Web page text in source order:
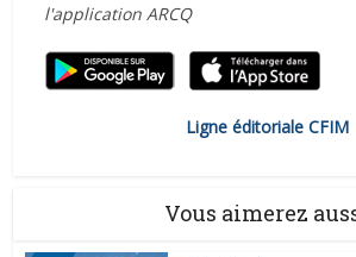
l'application ARCQ
Ligne éditoriale CFIM
Vous aimerez